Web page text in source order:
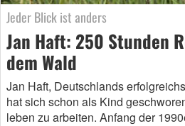
Jeder Blick ist anders
Jan Haft: 250 Stunden
dem Wald
Jan Haft, Deutschlands
hat sich schon als Kind
leben zu arbeiten. Anfang der